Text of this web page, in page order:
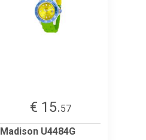
€ 15.57
Madison U4484G